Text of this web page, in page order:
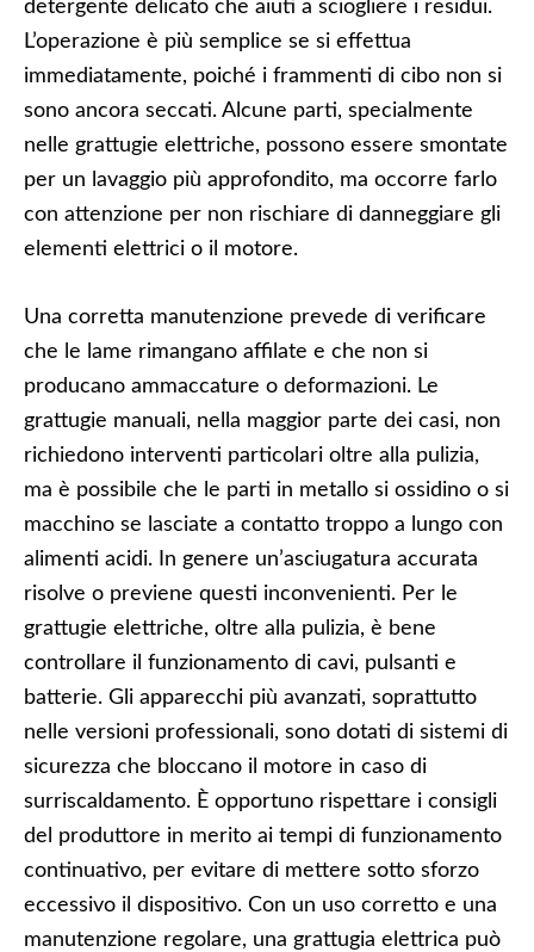
detergente delicato che aiuti a sciogliere i residui.
L’operazione è più semplice se si effettua
immediatamente, poiché i frammenti di cibo non si
sono ancora seccati. Alcune parti, specialmente
nelle grattugie elettriche, possono essere smontate
per un lavaggio più approfondito, ma occorre farlo
con attenzione per non rischiare di danneggiare gli
elementi elettrici o il motore.
Una corretta manutenzione prevede di verificare
che le lame rimangano affilate e che non si
producano ammaccature o deformazioni. Le
grattugie manuali, nella maggior parte dei casi, non
richiedono interventi particolari oltre alla pulizia,
ma è possibile che le parti in metallo si ossidino o si
macchino se lasciate a contatto troppo a lungo con
alimenti acidi. In genere un’asciugatura accurata
risolve o previene questi inconvenienti. Per le
grattugie elettriche, oltre alla pulizia, è bene
controllare il funzionamento di cavi, pulsanti e
batterie. Gli apparecchi più avanzati, soprattutto
nelle versioni professionali, sono dotati di sistemi di
sicurezza che bloccano il motore in caso di
surriscaldamento. È opportuno rispettare i consigli
del produttore in merito ai tempi di funzionamento
continuativo, per evitare di mettere sotto sforzo
eccessivo il dispositivo. Con un uso corretto e una
manutenzione regolare, una grattugia elettrica può